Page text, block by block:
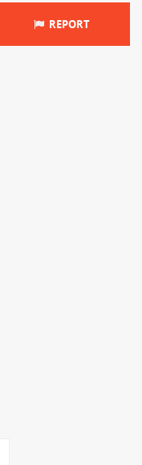
REPORT